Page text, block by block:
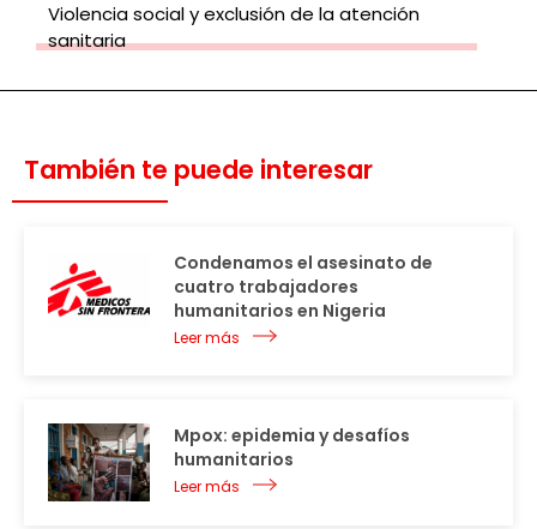
Violencia social y exclusión de la atención
sanitaria
También te puede interesar
Condenamos el asesinato de
cuatro trabajadores
humanitarios en Nigeria
Leer más
Mpox: epidemia y desafíos
humanitarios
Leer más